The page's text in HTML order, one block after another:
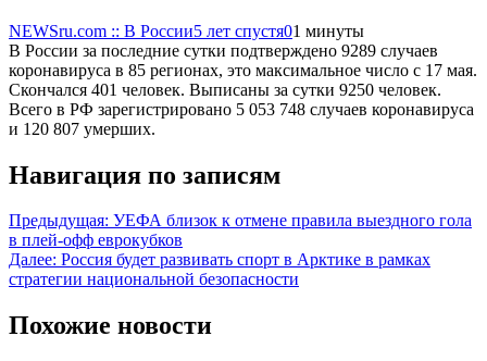
NEWSru.com :: В России5 лет спустя01 минуты
В России за последние сутки подтверждено 9289 случаев
коронавируса в 85 регионах, это максимальное число с 17 мая.
Скончался 401 человек. Выписаны за сутки 9250 человек.
Всего в РФ зарегистрировано 5 053 748 случаев коронавируса
и 120 807 умерших.
Навигация по записям
Предыдущая: УЕФА близок к отмене правила выездного гола
в плей-офф еврокубков
Далее: Россия будет развивать спорт в Арктике в рамках
стратегии национальной безопасности
Похожие новости